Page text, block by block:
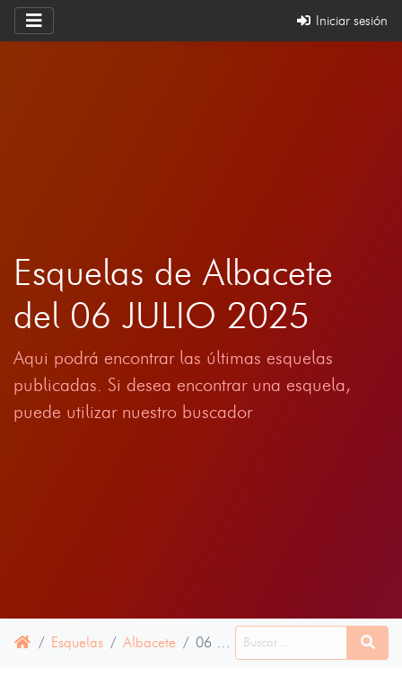
Iniciar sesión
Esquelas de Albacete
del 06 JULIO 2025
Aqui podrá encontrar las últimas esquelas
publicadas. Si desea encontrar una esquela,
puede utilizar nuestro buscador
Esquelas Albacete 06 JULIO 2025